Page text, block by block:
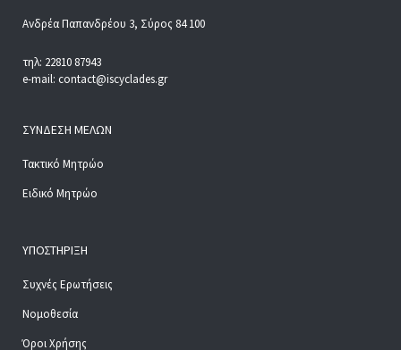
Ανδρέα Παπανδρέου 3, Σύρος 84 100
τηλ: 22810 87943
e-mail: contact@iscyclades.gr
ΣΎΝΔΕΣΗ ΜΕΛΏΝ
Τακτικό Μητρώο
Ειδικό Μητρώο
ΥΠΟΣΤΉΡΙΞΗ
Συχνές Ερωτήσεις
Νομοθεσία
Όροι Χρήσης